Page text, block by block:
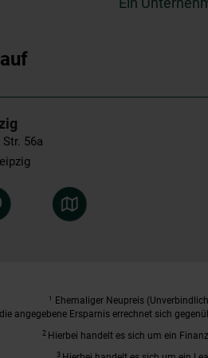
56a
1
Ehemaliger Neupreis
angegebene Ersparnis errechnet sich
2 Hierbei handelt es sich um ein
3